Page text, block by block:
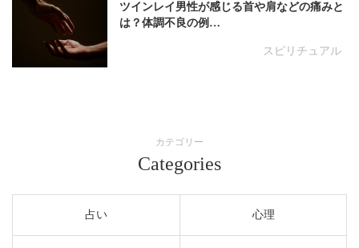
スピリチュアル
ツインレイ男性が感じる首や肩などの痛みと
は？体調不良の例…
カテゴリー
Categories
占い 心理